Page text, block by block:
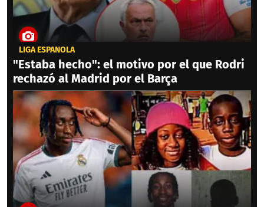
LIGA ESPAÑOLA
"Estaba hecho": el motivo por el que Rodri
rechazó al Madrid por el Barça